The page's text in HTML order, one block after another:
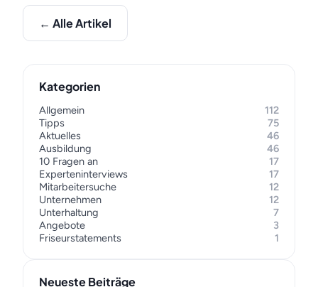
← Alle Artikel
Kategorien
Allgemein
112
Tipps
75
Aktuelles
46
Ausbildung
46
10 Fragen an
17
Experteninterviews
17
Mitarbeitersuche
12
Unternehmen
12
Unterhaltung
7
Angebote
3
Friseurstatements
1
Neueste Beiträge